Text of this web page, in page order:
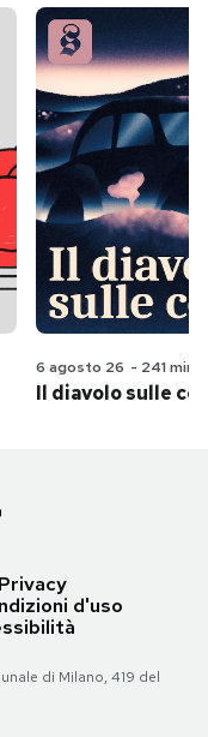
6 agosto 26 - 241 min
Il diavolo sulle
Privacy
d'uso
di Milano, 419 del